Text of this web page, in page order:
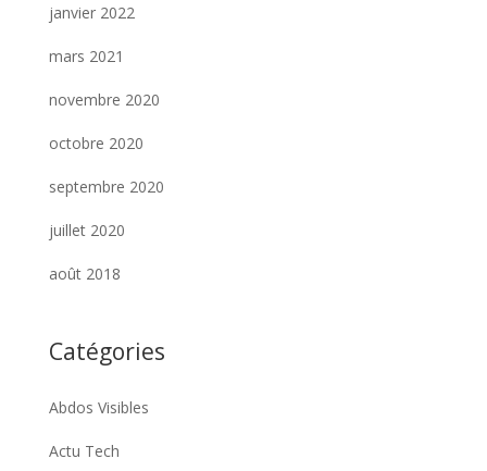
janvier 2022
mars 2021
novembre 2020
octobre 2020
septembre 2020
juillet 2020
août 2018
Catégories
Abdos Visibles
Actu Tech